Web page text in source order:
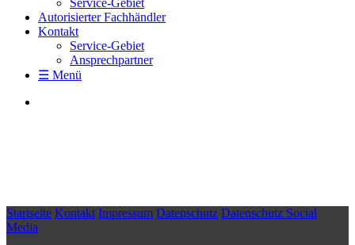
Service-Gebiet
Autorisierter Fachhändler
Kontakt
Service-Gebiet
Ansprechpartner
☰ Menü
Startseite Kontakt Impressum Datenschutz Datenschutz Social
Media